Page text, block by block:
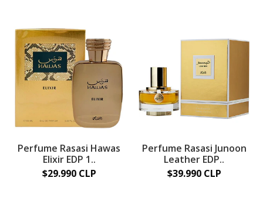
Perfume Rasasi Hawas
Elixir EDP 1..
$29.990 CLP
Perfume Rasasi Junoon
Leather EDP..
$39.990 CLP